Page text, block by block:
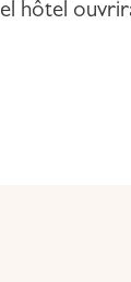
hôtel